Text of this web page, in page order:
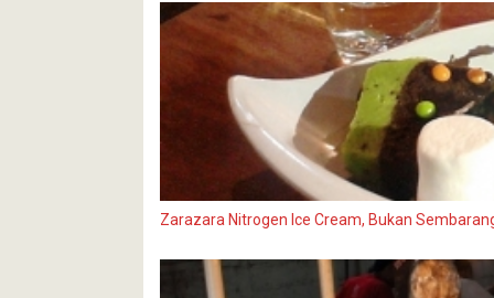
Zarazara Nitrogen Ice Cream, Bukan